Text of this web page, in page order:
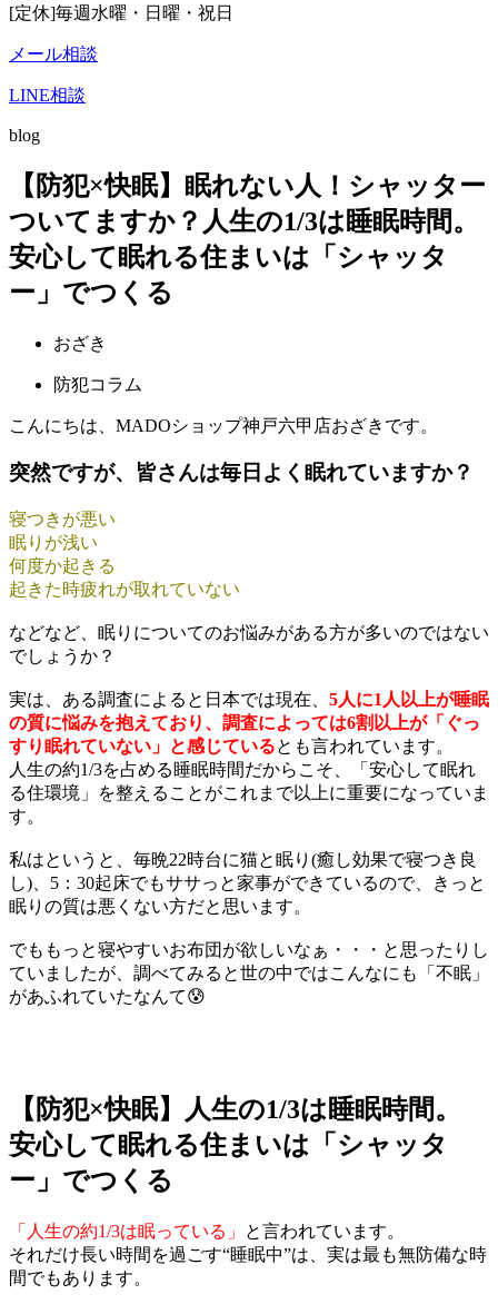
[定休]毎週水曜・日曜・祝日
メール相談
LINE相談
blog
【防犯×快眠】眠れない人！シャッター
ついてますか？人生の1/3は睡眠時間。
安心して眠れる住まいは「シャッタ
ー」でつくる
おざき
防犯コラム
こんにちは、MADOショップ神戸六甲店おざきです。
突然ですが、皆さんは毎日よく眠れていますか？
寝つきが悪い
眠りが浅い
何度か起きる
起きた時疲れが取れていない
などなど、眠りについてのお悩みがある方が多いのではない
でしょうか？
実は、ある調査によると日本では現在、 5人に1人以上が睡眠
の質に悩みを抱えており、調査によっては6割以上が「ぐっ
すり眠れていない」と感じているとも言われています。
人生の約1/3を占める睡眠時間だからこそ、「安心して眠れ
る住環境」を整えることがこれまで以上に重要になっていま
す。
私はというと、毎晩22時台に猫と眠り(癒し効果で寝つき良
し)、5：30起床でもササっと家事ができているので、きっと
眠りの質は悪くない方だと思います。
でももっと寝やすいお布団が欲しいなぁ・・・と思ったりし
ていましたが、調べてみると世の中ではこんなにも「不眠」
があふれていたなんて😰
【防犯×快眠】人生の1/3は睡眠時間。
安心して眠れる住まいは「シャッタ
ー」でつくる
「人生の約1/3は眠っている」
と言われています。
それだけ長い時間を過ごす“睡眠中”は、実は最も無防備な時
間でもあります。